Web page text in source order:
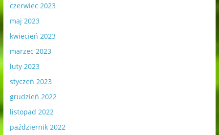
czerwiec 2023
maj 2023
kwiecień 2023
marzec 2023
luty 2023
styczeń 2023
grudzień 2022
listopad 2022
październik 2022